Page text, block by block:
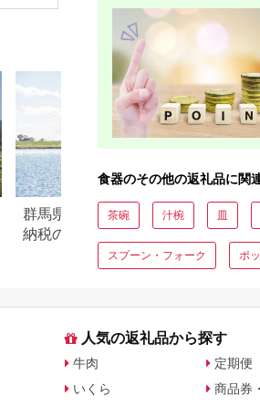
群馬県千代田町のふるさと
納税のご紹介
気
食器のその他の返礼品に関
茶碗 汁椀 皿
スプーン・フォーク ポ
人気の返礼品から探す
牛肉
いくら
定期便
商品券